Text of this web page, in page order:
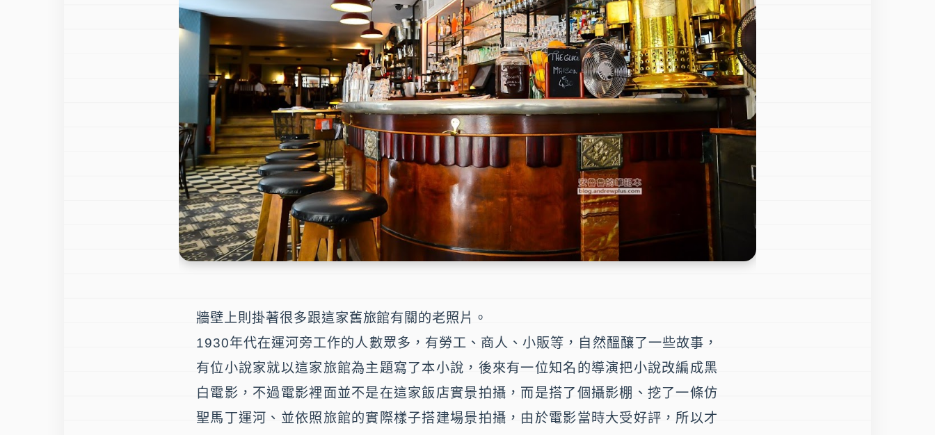
牆壁上則掛著很多跟這家舊旅館有關的老照片。
1930年代在運河旁工作的人數眾多，有勞工、商人、小販等，自然醞釀了一些故事，
有位小說家就以這家旅館為主題寫了本小說，後來有一位知名的導演把小說改編成黑
白電影，不過電影裡面並不是在這家飯店實景拍攝，而是搭了個攝影棚、挖了一條仿
聖馬丁運河、並依照旅館的實際樣子搭建場景拍攝，由於電影當時大受好評，所以才